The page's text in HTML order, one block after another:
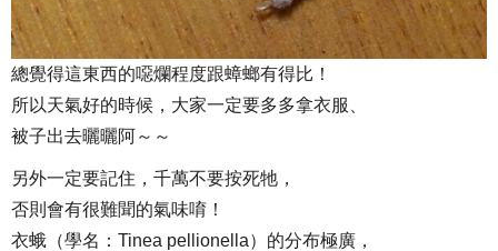
總覺得這東西的噁爛程度跟蟑螂有得比！
所以天氣好的時候，大家一定要多多拿衣服、
被子出去曬曬阿～～
另外一定要記住，千萬不要按死牠，
否則會有很難聞的氣味唷！
衣蛾（學名：Tinea pellionella）的分布極廣，